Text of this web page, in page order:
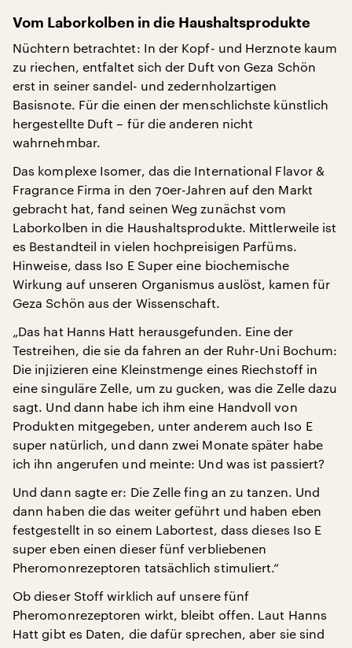
Vom Laborkolben in die Haushaltsprodukte
Nüchtern betrachtet: In der Kopf- und Herznote kaum
zu riechen, entfaltet sich der Duft von Geza Schön
erst in seiner sandel- und zedernholzartigen
Basisnote. Für die einen der menschlichste künstlich
hergestellte Duft – für die anderen nicht
wahrnehmbar.
Das komplexe Isomer, das die International Flavor &
Fragrance Firma in den 70er-Jahren auf den Markt
gebracht hat, fand seinen Weg zunächst vom
Laborkolben in die Haushaltsprodukte. Mittlerweile ist
es Bestandteil in vielen hochpreisigen Parfüms.
Hinweise, dass Iso E Super eine biochemische
Wirkung auf unseren Organismus auslöst, kamen für
Geza Schön aus der Wissenschaft.
„Das hat Hanns Hatt herausgefunden. Eine der
Testreihen, die sie da fahren an der Ruhr-Uni Bochum:
Die injizieren eine Kleinstmenge eines Riechstoff in
eine singuläre Zelle, um zu gucken, was die Zelle dazu
sagt. Und dann habe ich ihm eine Handvoll von
Produkten mitgegeben, unter anderem auch Iso E
super natürlich, und dann zwei Monate später habe
ich ihn angerufen und meinte: Und was ist passiert?
Und dann sagte er: Die Zelle fing an zu tanzen. Und
dann haben die das weiter geführt und haben eben
festgestellt in so einem Labortest, dass dieses Iso E
super eben einen dieser fünf verbliebenen
Pheromonrezeptoren tatsächlich stimuliert.“
Ob dieser Stoff wirklich auf unsere fünf
Pheromonrezeptoren wirkt, bleibt offen. Laut Hanns
Hatt gibt es Daten, die dafür sprechen, aber sie sind